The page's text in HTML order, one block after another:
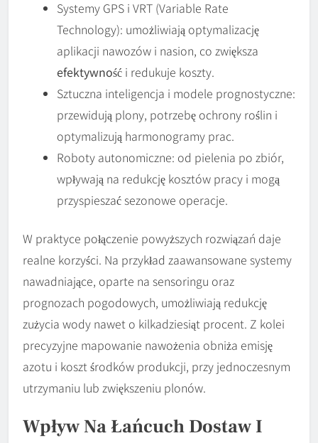
Systemy GPS i VRT (Variable Rate
Technology): umożliwiają optymalizację
aplikacji nawozów i nasion, co zwiększa
efektywność i redukuje koszty.
Sztuczna inteligencja i modele prognostyczne:
przewidują plony, potrzebę ochrony roślin i
optymalizują harmonogramy prac.
Roboty autonomiczne: od pielenia po zbiór,
wpływają na redukcję kosztów pracy i mogą
przyspieszać sezonowe operacje.
W praktyce połączenie powyższych rozwiązań daje
realne korzyści. Na przykład zaawansowane systemy
nawadniające, oparte na sensoringu oraz
prognozach pogodowych, umożliwiają redukcję
zużycia wody nawet o kilkadziesiąt procent. Z kolei
precyzyjne mapowanie nawożenia obniża emisję
azotu i koszt środków produkcji, przy jednoczesnym
utrzymaniu lub zwiększeniu plonów.
Wpływ Na Łańcuch Dostaw I